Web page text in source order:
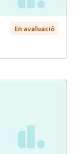
En avaluació